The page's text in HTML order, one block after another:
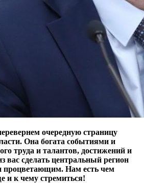
очередную страницу
Она богата событиями и
труда и талантов, достижений и
вас сделать центральный регион
процветающим. Нам есть чем
и к чему стремиться!